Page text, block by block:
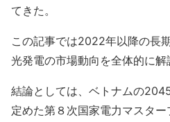
てきた。
この記事では2022年以降の長
光発電の市場動向を全体的に解
結論としては、ベトナムの
定めた第８次国家電力マスタ